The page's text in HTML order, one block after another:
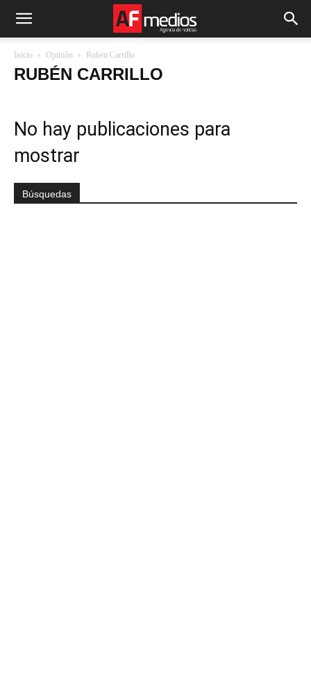
Inicio Opinión Rubén Carrillo
RUBÉN CARRILLO
No hay publicaciones para
mostrar
Búsquedas